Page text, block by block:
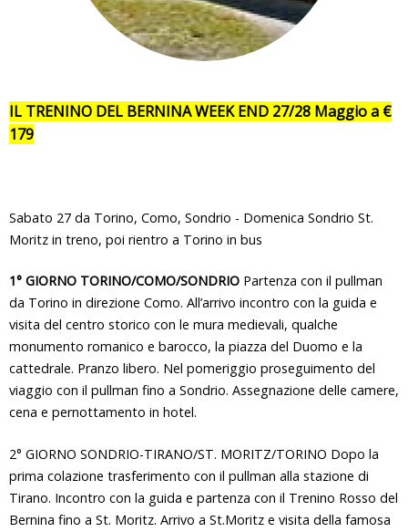
IL TRENINO DEL BERNINA WEEK END 27/28 Maggio a €
179
Sabato 27 da Torino, Como, Sondrio - Domenica Sondrio St.
Moritz in treno, poi rientro a Torino in bus
1° GIORNO TORINO/COMO/SONDRIO Partenza con il pullman
da Torino in direzione Como. All’arrivo incontro con la guida e
visita del centro storico con le mura medievali, qualche
monumento romanico e barocco, la piazza del Duomo e la
cattedrale. Pranzo libero. Nel pomeriggio proseguimento del
viaggio con il pullman fino a Sondrio. Assegnazione delle camere,
cena e pernottamento in hotel.
2° GIORNO SONDRIO-TIRANO/ST. MORITZ/TORINO Dopo la
prima colazione trasferimento con il pullman alla stazione di
Tirano. Incontro con la guida e partenza con il Trenino Rosso del
Bernina fino a St. Moritz. Arrivo a St.Moritz e visita della famosa